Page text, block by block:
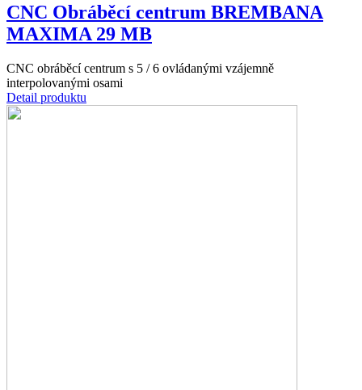
CNC Obráběcí centrum BREMBANA
MAXIMA 29 MB
CNC obráběcí centrum s 5 / 6 ovládanými vzájemně
interpolovanými osami
Detail produktu